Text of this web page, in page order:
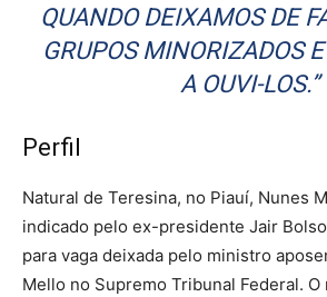
QUANDO DEIXAMOS DE
GRUPOS MINORIZADOS
A OUVI-LOS.”
Perfil
Natural de Teresina, no Piauí, Nunes
indicado pelo ex-presidente Jair
para vaga deixada pelo ministro
Mello no Supremo Tribunal Federal.